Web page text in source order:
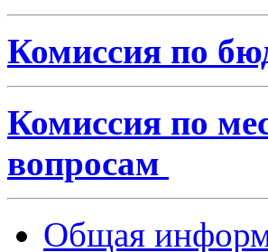
Комиссия по
Комиссия по
вопросам
Общая